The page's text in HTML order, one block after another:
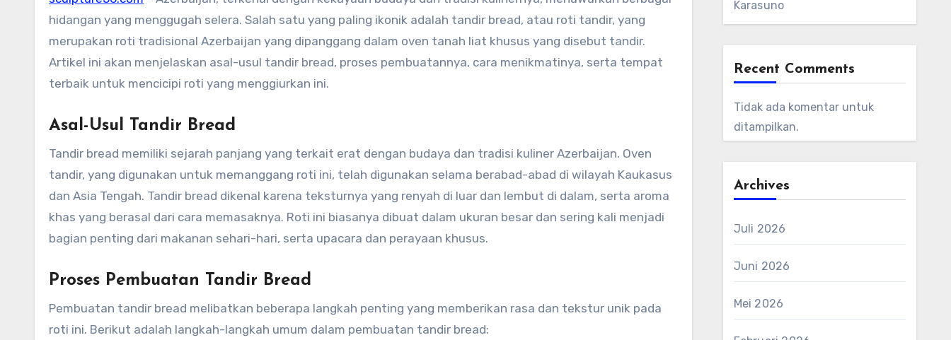
hidangan yang menggugah selera. Salah satu yang paling ikonik adalah tandir bread, atau roti tandir, yang
merupakan roti tradisional Azerbaijan yang dipanggang dalam oven tanah liat khusus yang disebut tandir.
Artikel ini akan menjelaskan asal-usul tandir bread, proses pembuatannya, cara menikmatinya, serta tempat
terbaik untuk mencicipi roti yang menggiurkan ini.
Asal-Usul Tandir Bread
Tandir bread memiliki sejarah panjang yang terkait erat dengan budaya dan tradisi kuliner Azerbaijan. Oven
tandir, yang digunakan untuk memanggang roti ini, telah digunakan selama berabad-abad di wilayah Kaukasus
dan Asia Tengah. Tandir bread dikenal karena teksturnya yang renyah di luar dan lembut di dalam, serta aroma
khas yang berasal dari cara memasaknya. Roti ini biasanya dibuat dalam ukuran besar dan sering kali menjadi
bagian penting dari makanan sehari-hari, serta upacara dan perayaan khusus.
Proses Pembuatan Tandir Bread
Pembuatan tandir bread melibatkan beberapa langkah penting yang memberikan rasa dan tekstur unik pada
roti ini. Berikut adalah langkah-langkah umum dalam pembuatan tandir bread:
Karasuno
Recent Comments
Tidak ada komentar untuk
ditampilkan.
Archives
Juli 2026
Juni 2026
Mei 2026